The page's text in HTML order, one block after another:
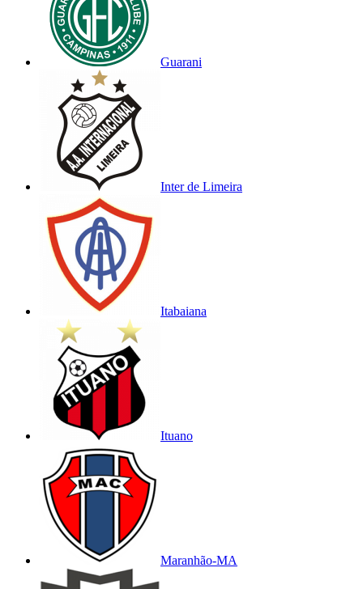
Guarani
Inter de Limeira
Itabaiana
Ituano
Maranhão-MA